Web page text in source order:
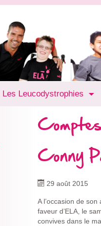
Les Leucodystrophies
Conny
29 août 2015
A l’occasion de
faveur d’ELA, le
convives dans le